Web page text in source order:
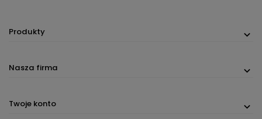
Produkty
Nasza firma
Twoje konto